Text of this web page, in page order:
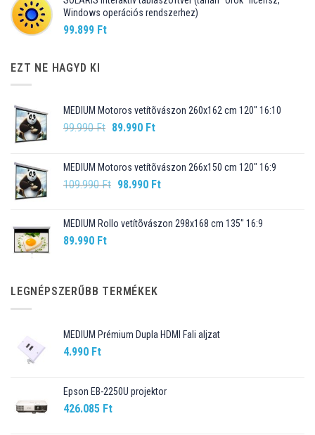
Windows operációs rendszerhez)
99.899 Ft
EZT NE HAGYD KI
MEDIUM Motoros vetítõvászon 260x162 cm 120" 16:10
99.990Ft Original
99.990 Ft.
89.990 FtCurrent
89.990 Ft.
MEDIUM Motoros vetítõvászon 266x150 cm 120" 16:9
109.990Ft Original
109.990 Ft.
98.990 FtCurrent
98.990 Ft.
MEDIUM Rollo vetítõvászon 298x168 cm 135" 16:9
89.990 Ft
LEGNÉPSZERŰBB TERMÉKEK
MEDIUM Prémium Dupla HDMI Fali aljzat
4.990 Ft
Epson EB-2250U projektor
426.085 Ft